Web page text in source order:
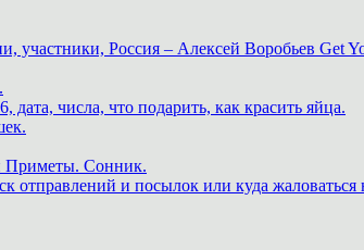
Россия – Алексей Воробьев Get
дата, числа, что подарить, как красить яйца.
Приметы. Сонник.
отправлений и посылок или куда жаловаться